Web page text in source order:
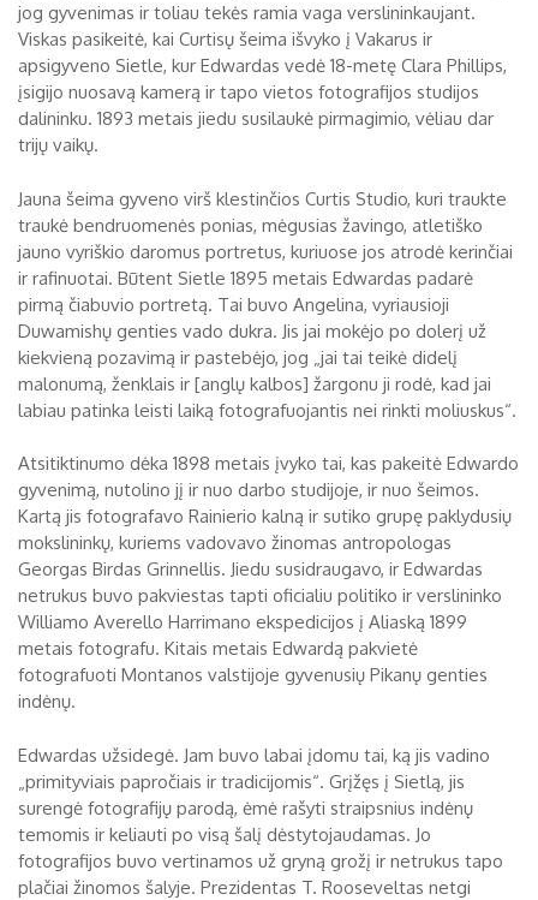
24
25 26 27 28
31
jog gyvenimas ir toliau tekės ramia vaga verslininkaujant.
Viskas pasikeitė, kai Curtisų šeima išvyko į Vakarus ir
apsigyveno Sietle, kur Edwardas vedė 18-metę Clara Phillips,
įsigijo nuosavą kamerą ir tapo vietos fotografijos studijos
dalininku. 1893 metais jiedu susilaukė pirmagimio, vėliau dar
trijų vaikų.
Jauna šeima gyveno virš klestinčios Curtis Studio, kuri traukte
traukė bendruomenės ponias, mėgusias žavingo, atletiško
jauno vyriškio daromus portretus, kuriuose jos atrodė kerinčiai
ir rafinuotai. Būtent Sietle 1895 metais Edwardas padarė
pirmą čiabuvio portretą. Tai buvo Angelina, vyriausioji
Duwamishų genties vado dukra. Jis jai mokėjo po dolerį už
kiekvieną pozavimą ir pastebėjo, jog „jai tai teikė didelį
malonumą, ženklais ir [anglų kalbos] žargonu ji rodė, kad jai
labiau patinka leisti laiką fotografuojantis nei rinkti moliuskus“.
Atsitiktinumo dėka 1898 metais įvyko tai, kas pakeitė Edwardo
gyvenimą, nutolino jį ir nuo darbo studijoje, ir nuo šeimos.
Kartą jis fotografavo Rainierio kalną ir sutiko grupę paklydusių
mokslininkų, kuriems vadovavo žinomas antropologas
Georgas Birdas Grinnellis. Jiedu susidraugavo, ir Edwardas
netrukus buvo pakviestas tapti oficialiu politiko ir verslininko
Williamo Averello Harrimano ekspedicijos į Aliaską 1899
metais fotografu. Kitais metais Edwardą pakvietė
fotografuoti Montanos valstijoje gyvenusių Pikanų genties
indėnų.
Edwardas užsidegė. Jam buvo labai įdomu tai, ką jis vadino
„primityviais papročiais ir tradicijomis“. Grįžęs į Sietlą, jis
surengė fotografijų parodą, ėmė rašyti straipsnius indėnų
temomis ir keliauti po visą šalį dėstytojaudamas. Jo
fotografijos buvo vertinamos už gryną grožį ir netrukus tapo
plačiai žinomos šalyje. Prezidentas T. Rooseveltas netgi